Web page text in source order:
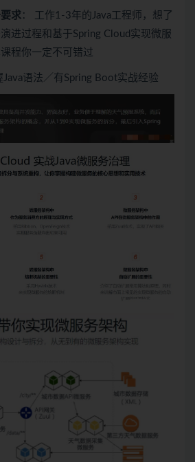
求 ： 工作1-3年的Java工程师，想了
进过程和基于Spring Cloud实现微服
程你一定不可错过
Java语法／有Spring Boot实战经验